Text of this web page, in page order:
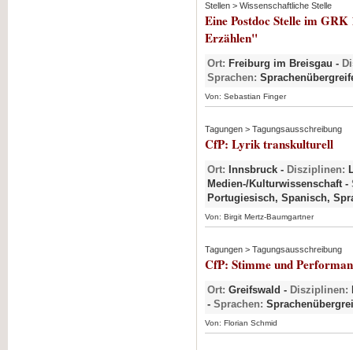
Stellen > Wissenschaftliche Stelle
Eine Postdoc Stelle im
Erzählen"
Ort: Freiburg im Breisgau -
Sprachen:
Von: Sebastian Finger
Tagungen > Tagungsausschreibung
CfP: Lyrik transkulturell
Ort: Innsbruck - Disziplinen:
Medien-/Kulturwissenschaft -
Portugiesisch, Spanisch,
Von: Birgit Mertz-Baumgartner
Tagungen > Tagungsausschreibung
CfP: Stimme und
Ort: Greifswald - Disziplinen:
- Sprachen:
Von: Florian Schmid